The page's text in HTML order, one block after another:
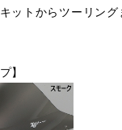
ットからツーリン
】